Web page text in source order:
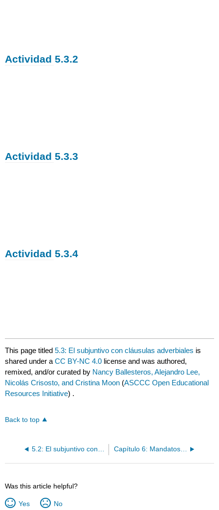
Actividad 5.3.2
Actividad 5.3.3
Actividad 5.3.4
This page titled5.3: El subjuntivo con cláusulas adverbiales is
shared under aCC BY-NC 4.0 license and was authored,
remixed, and/or curated by Nancy Ballesteros, Alejandro Lee,
Nicolás Crisosto, and Cristina Moon (ASCCC Open Educational
Resources Initiative) .
Back to top
Capítulo 6: Mandatos, futuro, condicional
Was this article helpful?
Yes No